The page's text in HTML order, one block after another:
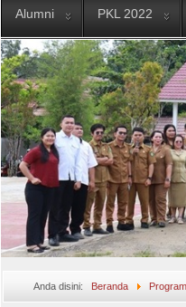
Alumni PKL 2022
Anda disini: Beranda